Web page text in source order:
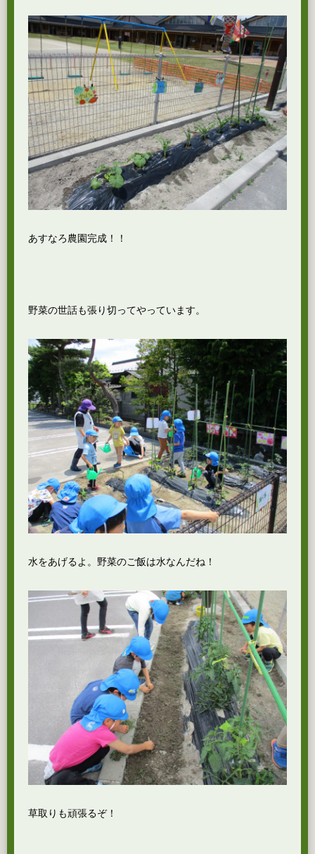
あすなろ農園完成！！
野菜の世話も張り切ってやっています。
水をあげるよ。野菜のご飯は水なんだね！
草取りも頑張るぞ！